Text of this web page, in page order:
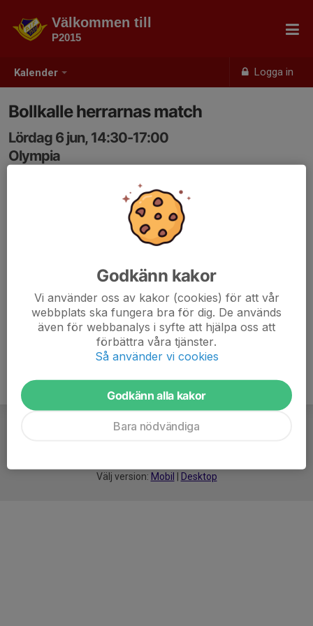
Kalender Logga in
Välkommen till
P2015
Bollkalle herrarnas match
Lördag 6 jun, 14:30-17:00
Olympia
Samling: 14:30, Kiosken olympia
Välj version: Mobil Desktop
Godkänn kakor
Vi använder oss av kakor (cookies) för att vår
webbplats ska fungera bra för dig. De används
även för webbanalys i syfte att hjälpa oss att
förbättra våra tjänster.
Så använder vi cookies
Godkänn alla kakor
Bara nödvändiga